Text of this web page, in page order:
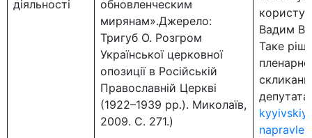
діяльності
обновленческим
мирянам».Джерело:
Тригуб О. Розгром
Української церковної
опозицiї в Росiйськiй
Православнiй Церквi
(1922–1939 рр.). Миколаїв,
2009. С. 271.)
Вадим
Таке